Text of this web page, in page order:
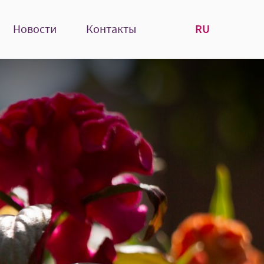
Новости Контакты RU